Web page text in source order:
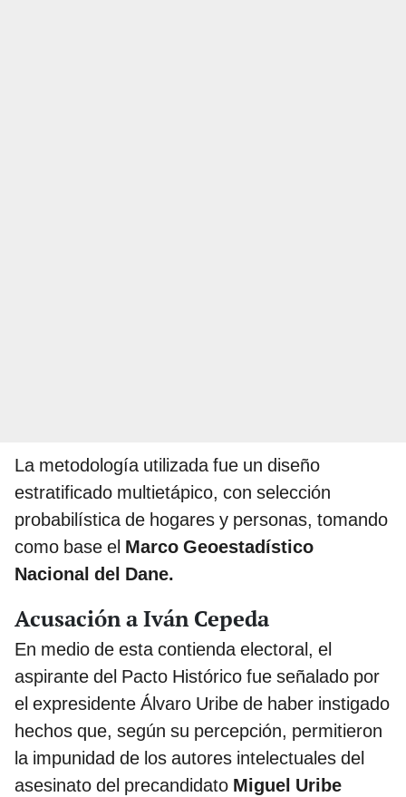
La metodología utilizada fue un diseño
estratificado multietápico, con selección
probabilística de hogares y personas, tomando
como base el Marco Geoestadístico
Nacional del Dane.
Acusación a Iván Cepeda
En medio de esta contienda electoral, el
aspirante del Pacto Histórico fue señalado por
el expresidente Álvaro Uribe de haber instigado
hechos que, según su percepción, permitieron
la impunidad de los autores intelectuales del
asesinato del precandidato Miguel Uribe